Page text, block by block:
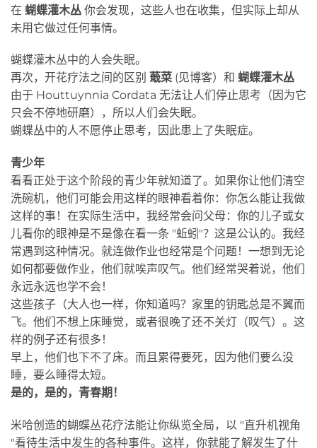
在 蝴蝶灌木丛 你会发现，这些人也在收集，但实际上却从
未用它做过任何事情。
蝴蝶灌木丛中的人会失眠。
再次，开花疗法之间的区别 蕺菜 (见博客）和 蝴蝶灌木丛
由于 Houttuynnia Cordata 无法让人们停止思考（因为它
只会不停地研磨），所以人们会失眠。
蝴蝶丛中的人不愿停止思考，因此患上了失眠症。
青少年
看看正处于这个阶段的青少年就知道了。如果你让他们清空
洗碗机，他们可能会用这样的眼神看着你：你怎么能让我做
这样的事！在实际生活中，我经常会问父母：你的儿子或女
儿看你的眼神是不是像在看一条 "蚯蚓"？这是公认的。我经
常遇到这种情况。就连做作业也经常是个问题！一想到无论
如何都要做作业，他们就唉声叹气。他们经常哭着说，他们
永远永远也学不会！
这些孩子（大人也一样，你知道吗？家里的钥匙总是不翼而
飞。他们不想上床睡觉，或者很晚了还不关灯（叹气）。这
样的例子还有很多！
早上，他们也下不了床。而且累得要死，因为他们要么没
睡，要么睡得太短。
是的，是的，青春期！
米哈创造的蝴蝶丛花疗法能让你纵览全局，以 "直升机视角
"看待生活中发生的各种事件。这样，你就能了解发生了什